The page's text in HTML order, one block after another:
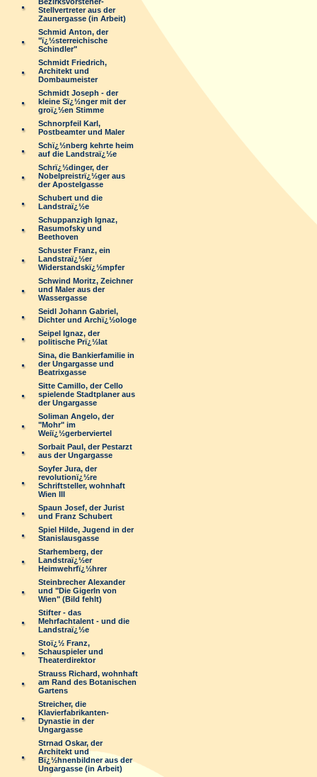
Stellvertreter aus der
Zaunergasse (in Arbeit)
Schmid Anton, der
"ï¿½sterreichische
Schindler"
Schmidt Friedrich,
Architekt und
Dombaumeister
Schmidt Joseph - der
kleine Sï¿½nger mit der
groï¿½en Stimme
Schnorpfeil Karl,
Postbeamter und Maler
Schï¿½nberg kehrte heim
auf die Landstraï¿½e
Schrï¿½dinger, der
Nobelpreistrï¿½ger aus
der Apostelgasse
Schubert und die
Landstraï¿½e
Schuppanzigh Ignaz,
Rasumofsky und
Beethoven
Schuster Franz, ein
Landstraï¿½er
Widerstandskï¿½mpfer
Schwind Moritz, Zeichner
und Maler aus der
Wassergasse
Seidl Johann Gabriel,
Dichter und Archï¿½ologe
Seipel Ignaz, der
politische Prï¿½lat
Sina, die Bankierfamilie in
der Ungargasse und
Beatrixgasse
Sitte Camillo, der Cello
spielende Stadtplaner aus
der Ungargasse
Soliman Angelo, der
"Mohr" im
Weiï¿½gerberviertel
Sorbait Paul, der Pestarzt
aus der Ungargasse
Soyfer Jura, der
revolutionï¿½re
Schriftsteller, wohnhaft
Wien III
Spaun Josef, der Jurist
und Franz Schubert
Spiel Hilde, Jugend in der
Stanislausgasse
Starhemberg, der
Landstraï¿½er
Heimwehrfï¿½hrer
Steinbrecher Alexander
und "Die Gigerln von
Wien" (Bild fehlt)
Stifter - das
Mehrfachtalent - und die
Landstraï¿½e
Stoï¿½ Franz,
Schauspieler und
Theaterdirektor
Strauss Richard, wohnhaft
am Rand des Botanischen
Gartens
Streicher, die
Klavierfabrikanten-
Dynastie in der
Ungargasse
Strnad Oskar, der
Architekt und
Bï¿½hnenbildner aus der
Ungargasse (in Arbeit)